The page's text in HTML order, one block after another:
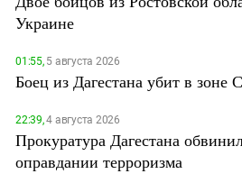
Украине
01:55,5 августа 2026
Боец из Дагестана убит в зоне
22:39,4 августа 2026
Прокуратура Дагестана
оправдании терроризма